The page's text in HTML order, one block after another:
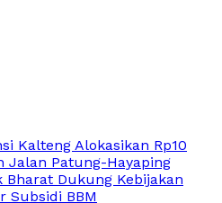
Kalteng Alokasikan Rp10
Jalan Patung-Hayaping
Bharat Dukung Kebijakan
Subsidi BBM